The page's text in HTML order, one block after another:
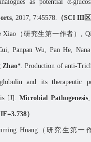
as potential α-
, 2017, 7:45578. （SCI III
Xiao （研究生第一作者） ,
Panpan Wu, Pan He,
Zhao*. Production of anti-
and its therapeutic
[J]. Microbial Pathogenesis
IF=3.738）
Huang（研究生第一